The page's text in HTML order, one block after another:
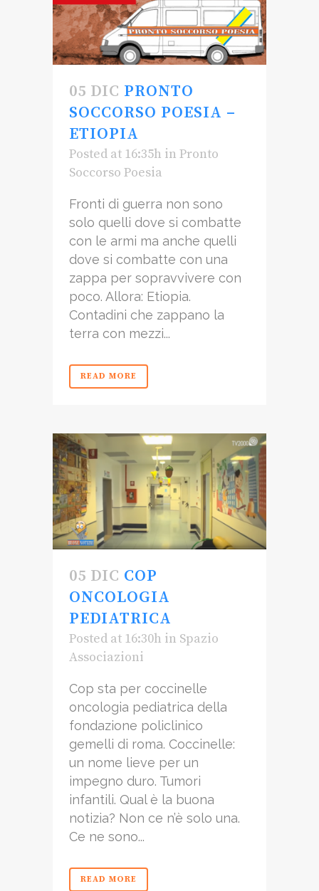
05 DIC PRONTO
SOCCORSO POESIA –
ETIOPIA
Posted at 16:35h in Pronto
Soccorso Poesia
Fronti di guerra non sono
solo quelli dove si combatte
con le armi ma anche quelli
dove si combatte con una
zappa per sopravvivere con
poco. Allora: Etiopia.
Contadini che zappano la
terra con mezzi...
READ MORE
05 DIC COP
ONCOLOGIA
PEDIATRICA
Posted at 16:30h in Spazio
Associazioni
Cop sta per coccinelle
oncologia pediatrica della
fondazione policlinico
gemelli di roma. Coccinelle:
un nome lieve per un
impegno duro. Tumori
infantili. Qual è la buona
notizia? Non ce n’è solo una.
Ce ne sono...
READ MORE